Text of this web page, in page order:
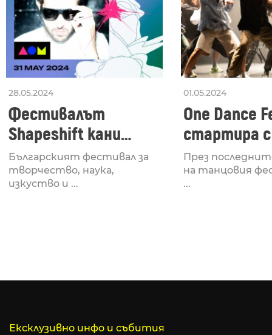
28.05.2024
Фестивалът
Shapeshift кани
Fabrizio Mammarella
за откриването си
Българският фестивал за
творчество, наука,
изкуство и ...
01.05.2024
One Dance
стартира
Lucid,
рейв
През
на танцовия
...
Ексклузивно инфо и събития